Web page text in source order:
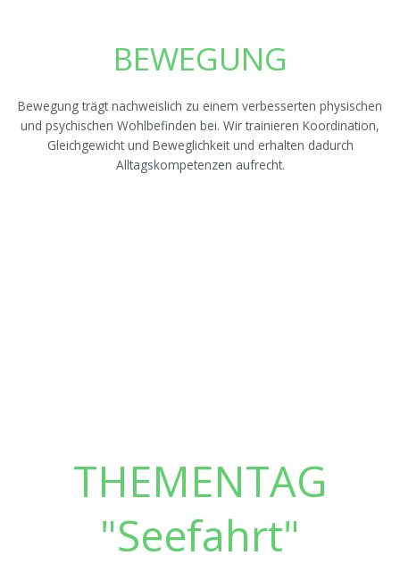
BEWEGUNG
Bewegung trägt nachweislich zu einem verbesserten physischen
und psychischen Wohlbefinden bei. Wir trainieren Koordination,
Gleichgewicht und Beweglichkeit und erhalten dadurch
Alltagskompetenzen aufrecht.
THEMENTAG
"Seefahrt"